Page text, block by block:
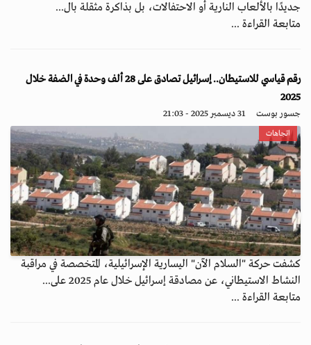
جديدًا بالألعاب النارية أو الاحتفالات، بل بذاكرة مثقلة بال...
متابعة القراءة ...
رقم قياسي للاستيطان.. إسرائيل تصادق على 28 ألف وحدة في الضفة خلال
2025
جسور بوست 31 ديسمبر 2025 - 21:03
اتجاهات
كشفت حركة "السلام الآن" اليسارية الإسرائيلية، المتخصصة في مراقبة
النشاط الاستيطاني، عن مصادقة إسرائيل خلال عام 2025 على...
متابعة القراءة ...